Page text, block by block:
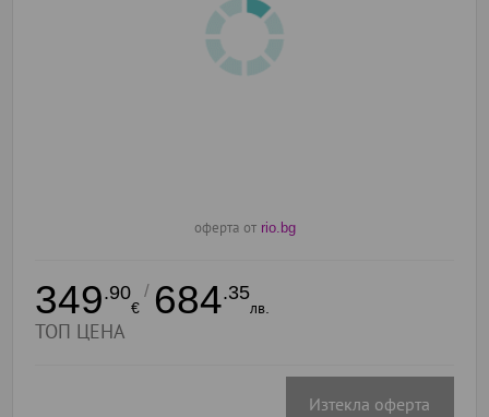
оферта от rio.bg
349.90
€
/ 684.35
лв.
ТОП ЦЕНА
Изтекла оферта